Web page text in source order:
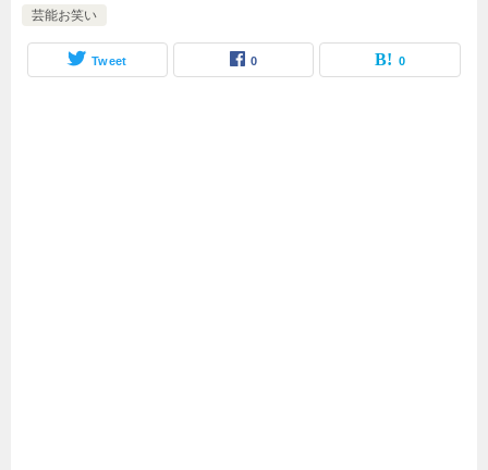
芸能お笑い
Tweet 0 0